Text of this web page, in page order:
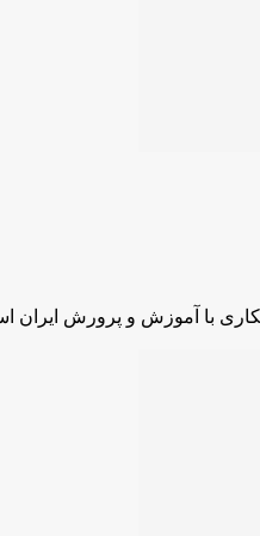
با آموزش و پرورش ایران